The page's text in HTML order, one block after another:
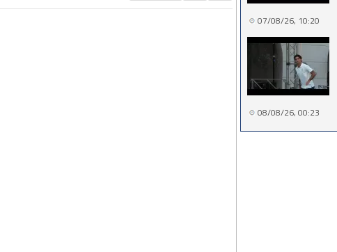
07/08/26, 10:20
08/08/26, 00:23